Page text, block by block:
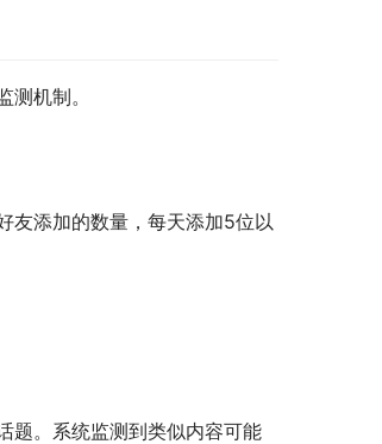
机制。
友添加的数量，每天添加5位以
题。系统监测到类似内容可能